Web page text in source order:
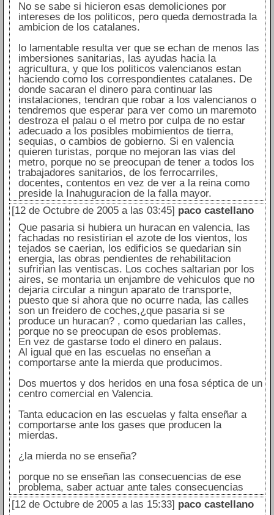
No se sabe si hicieron esas demoliciones por
intereses de los politicos, pero queda demostrada la
ambicion de los catalanes.
lo lamentable resulta ver que se echan de menos las
imbersiones sanitarias, las ayudas hacia la
agricultura, y que los politicos valencianos estan
haciendo como los correspondientes catalanes. De
donde sacaran el dinero para continuar las
instalaciones, tendran que robar a los valencianos o
tendremos que esperar para ver como un maremoto
destroza el palau o el metro por culpa de no estar
adecuado a los posibles mobimientos de tierra,
sequias, o cambios de gobierno. Si en valencia
quieren turistas, porque no mejoran las vias del
metro, porque no se preocupan de tener a todos los
trabajadores sanitarios, de los ferrocarriles,
docentes, contentos en vez de ver a la reina como
preside la Inahuguracion de la falla mayor.
[12 de Octubre de 2005 a las 03:45] paco castellano
Que pasaria si hubiera un huracan en valencia, las
fachadas no resistirian el azote de los vientos, los
tejados se caerian, los edificios se quedarian sin
energia, las obras pendientes de rehabilitacion
sufririan las ventiscas. Los coches saltarian por los
aires, se montaria un enjambre de vehiculos que no
dejaria circular a ningun aparato de transporte,
puesto que si ahora que no ocurre nada, las calles
son un freidero de coches,¿que pasaria si se
produce un huracan? , como quedarian las calles,
porque no se preocupan de esos problemas.
En vez de gastarse todo el dinero en palaus.
Al igual que en las escuelas no enseñan a
comportarse ante la mierda que producimos.
Dos muertos y dos heridos en una fosa séptica de un
centro comercial en Valencia.
Tanta educacion en las escuelas y falta enseñar a
comportarse ante los gases que producen la
mierdas.
¿la mierda no se enseña?
porque no se enseñan las consecuencias de ese
problema, saber actuar ante tales consecuencias
[12 de Octubre de 2005 a las 15:33] paco castellano